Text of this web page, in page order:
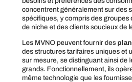
concentrent généralement sur des
spécifiques, y compris des groupes
de niche et des clients soucieux de
Les MVNO peuvent fournir des
des structures tarifaires uniques et
sur mesure, se distinguant ainsi de
grands. Fonctionnellement, ils
même technologie que les